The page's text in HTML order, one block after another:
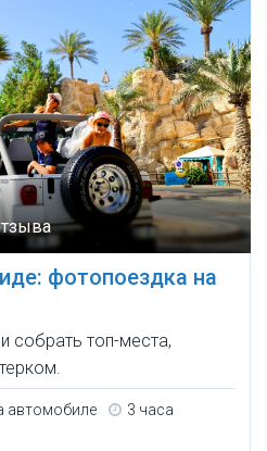
фотопоездка на
собрать топ-места,
автомобиле 3 часа